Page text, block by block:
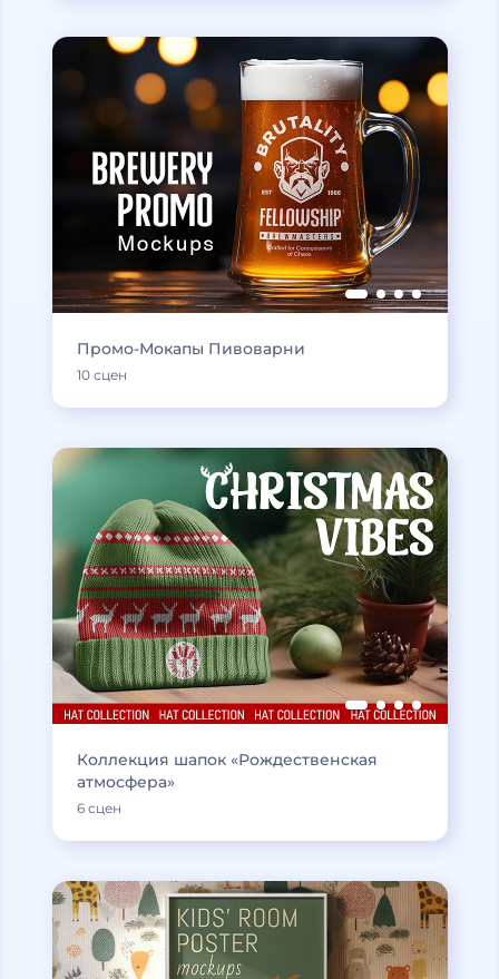
Промо-Мокапы Пивоварни
10 сцен
Коллекция шапок «Рождественская
атмосфера»
6 сцен